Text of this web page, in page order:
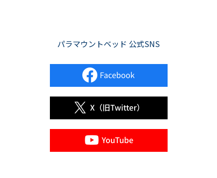
パラマウントベッド 公式SNS